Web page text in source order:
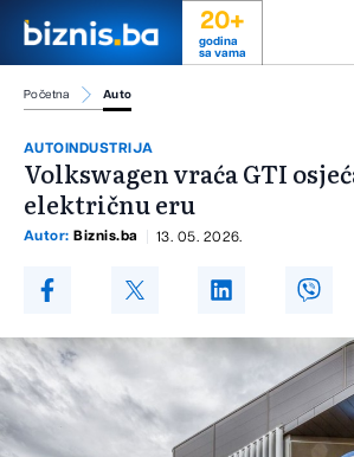
20+
godina
sa vama
Početna Auto
AUTOINDUSTRIJA
Volkswagen vraća GTI
električnu eru
Autor: Biznis.ba 13. 05. 2026.